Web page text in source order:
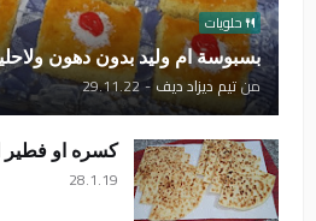
حلويات
بسبوسة ام وليد بدون دهون
منتيم ديزاد ديف -
29.11.22
كسره او فطير
28.1.19